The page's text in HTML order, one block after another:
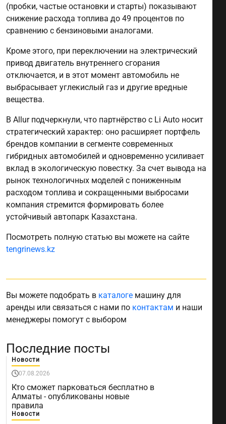
(пробки, частые остановки и старты) показывают
снижение расхода топлива до 49 процентов по
сравнению с бензиновыми аналогами.
Кроме этого, при переключении на электрический
привод двигатель внутреннего сгорания
отключается, и в этот момент автомобиль не
выбрасывает углекислый газ и другие вредные
вещества.
В Allur подчеркнули, что партнёрство с Li Auto носит
стратегический характер: оно расширяет портфель
брендов компании в сегменте современных
гибридных автомобилей и одновременно усиливает
вклад в экологическую повестку. За счет вывода на
рынок технологичных моделей с пониженным
расходом топлива и сокращенными выбросами
компания стремится формировать более
устойчивый автопарк Казахстана.
Посмотреть полную статью вы можете на сайте
tengrinews.kz
Вы можете подобрать в каталоге машину для
аренды или связаться с нами по контактам и наши
менеджеры помогут с выбором
Последние посты
Новости
07.08.2026
Кто сможет парковаться бесплатно в
Алматы - опубликованы новые
правила
Новости